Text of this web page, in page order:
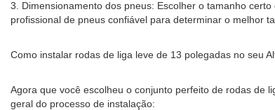
3. Dimensionamento dos pneus: Escolher o tamanho
profissional de pneus confiável para determinar o melhor
Como instalar rodas de liga leve de 13 polegadas no seu
Agora que você escolheu o conjunto perfeito de rodas de
geral do processo de instalação: